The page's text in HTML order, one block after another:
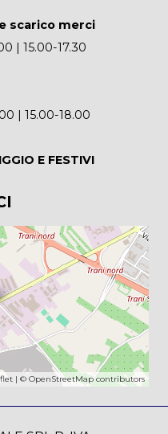
scarico merci
| 15.00-17.30
| 15.00-18.00
E FESTIVI
| © OpenStreetMapcontributors